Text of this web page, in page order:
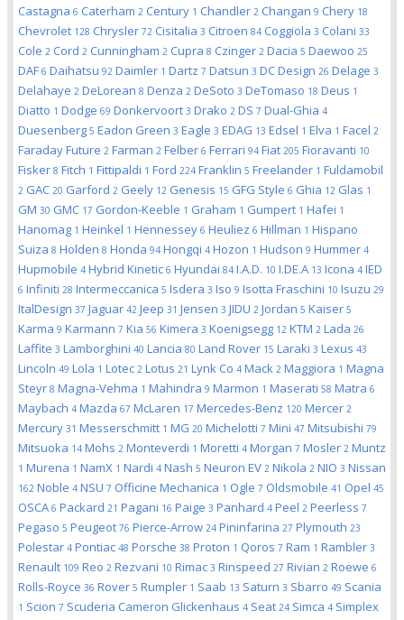
Castagna 6 Caterham 2 Century 1 Chandler 2 Changan 9 Chery 18
Chevrolet 128 Chrysler 72 Cisitalia 3 Citroen 84 Coggiola 3 Colani 33
Cole 2 Cord 2 Cunningham 2 Cupra 8 Czinger 2 Dacia 5 Daewoo 25
DAF 6 Daihatsu 92 Daimler 1 Dartz 7 Datsun 3 DC Design 26 Delage 3
Delahaye 2 DeLorean 8 Denza 2 DeSoto 3 DeTomaso 18 Deus 1
Diatto 1 Dodge 69 Donkervoort 3 Drako 2 DS 7 Dual-Ghia 4
Duesenberg 5 Eadon Green 3 Eagle 3 EDAG 13 Edsel 1 Elva 1 Facel 2
Faraday Future 2 Farman 2 Felber 6 Ferrari 94 Fiat 205 Fioravanti 10
Fisker 8 Fitch 1 Fittipaldi 1 Ford 224 Franklin 5 Freelander 1 Fuldamobil
2 GAC 20 Garford 2 Geely 12 Genesis 15 GFG Style 6 Ghia 12 Glas 1
GM 30 GMC 17 Gordon-Keeble 1 Graham 1 Gumpert 1 Hafei 1
Hanomag 1 Heinkel 1 Hennessey 6 Heuliez 6 Hillman 1 Hispano
Suiza 8 Holden 8 Honda 94 Hongqi 4 Hozon 1 Hudson 9 Hummer 4
Hupmobile 4 Hybrid Kinetic 6 Hyundai 84 I.A.D. 10 I.DE.A 13 Icona 4 IED
6 Infiniti 28 Intermeccanica 5 Isdera 3 Iso 9 Isotta Fraschini 10 Isuzu 29
ItalDesign 37 Jaguar 42 Jeep 31 Jensen 3 JIDU 2 Jordan 5 Kaiser 5
Karma 9 Karmann 7 Kia 56 Kimera 3 Koenigsegg 12 KTM 2 Lada 26
Laffite 3 Lamborghini 40 Lancia 80 Land Rover 15 Laraki 3 Lexus 43
Lincoln 49 Lola 1 Lotec 2 Lotus 21 Lynk Co 4 Mack 2 Maggiora 1 Magna
Steyr 8 Magna-Vehma 1 Mahindra 9 Marmon 1 Maserati 58 Matra 6
Maybach 4 Mazda 67 McLaren 17 Mercedes-Benz 120 Mercer 2
Mercury 31 Messerschmitt 1 MG 20 Michelotti 7 Mini 47 Mitsubishi 79
Mitsuoka 14 Mohs 2 Monteverdi 1 Moretti 4 Morgan 7 Mosler 2 Muntz
1 Murena 1 NamX 1 Nardi 4 Nash 5 Neuron EV 2 Nikola 2 NIO 3 Nissan
162 Noble 4 NSU 7 Officine Mechanica 1 Ogle 7 Oldsmobile 41 Opel 45
OSCA 6 Packard 21 Pagani 16 Paige 3 Panhard 4 Peel 2 Peerless 7
Pegaso 5 Peugeot 76 Pierce-Arrow 24 Pininfarina 27 Plymouth 23
Polestar 4 Pontiac 48 Porsche 38 Proton 1 Qoros 7 Ram 1 Rambler 3
Renault 109 Reo 2 Rezvani 10 Rimac 3 Rinspeed 27 Rivian 2 Roewe 6
Rolls-Royce 36 Rover 5 Rumpler 1 Saab 13 Saturn 3 Sbarro 49 Scania
1 Scion 7 Scuderia Cameron Glickenhaus 4 Seat 24 Simca 4 Simplex